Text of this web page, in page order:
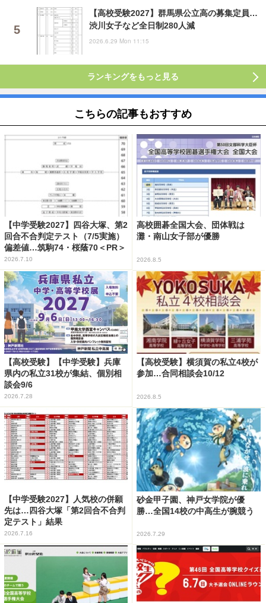
【高校受験2027】群馬県公立高の募集定員…
渋川女子など全日制280人減
2026.6.29 Mon 11:15
ランキングをもっと見る
こちらの記事もおすすめ
【中学受験2027】四谷大塚、第2
回合不合判定テスト（7/5実施）
偏差値…筑駒74・桜蔭70＜PR＞
2026.7.10
高校囲碁全国大会、団体戦は
灘・南山女子部が優勝
2026.8.5
【高校受験】【中学受験】兵庫
県内の私立31校が集結、個別相
談会9/6
2026.7.28
【高校受験】横須賀の私立4校が
参加…合同相談会10/12
2026.8.5
【中学受験2027】人気校の併願
先は…四谷大塚「第2回合不合判
定テスト」結果
2026.7.16
砂金甲子園、神戸女学院が優
勝…全国14校の中高生が腕競う
2026.7.29